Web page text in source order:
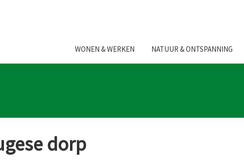
WONEN & WERKEN NATUUR & ONTSPANNING
dorp